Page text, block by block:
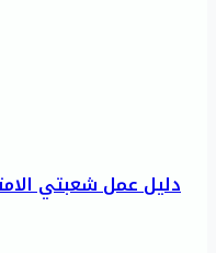
دليل عمل شعبتي